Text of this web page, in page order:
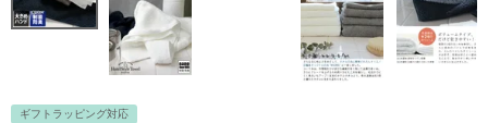
ギフトラッピング対応